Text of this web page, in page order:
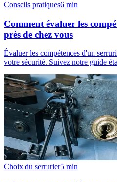
Conseils pratiques6 min
Comment évaluer les
près de chez vous
Évaluer les compétences d'un
votre sécurité. Suivez notre guide
Choix du serrurier5 min